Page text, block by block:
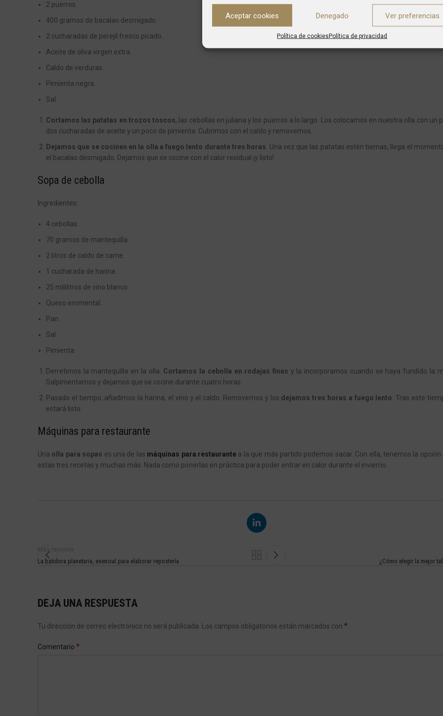
Aceptar cookies Denegado Ver preferencias
Política de cookiesPolítica de privacidad
2 puerros.
400 gramos de bacalao desmigado.
2 cucharadas de perejil fresco picado.
Aceite de oliva virgen extra.
Caldo de verduras.
Pimienta negra.
Sal.
Cortamos las patatas en trozos toscos, las cebollas en juliana y los puerros a lo largo. Los colocamos en nuestra olla con un
dos cucharadas de aceite y un poco de pimienta. Cubrimos con el caldo y removemos.
Dejamos que se cocinen en la olla a fuego lento durante tres horas. Una vez que las patatas estén tiernas, llega el
el bacalao desmigado. Dejamos que se cocine con el calor residual ¡y listo!
Sopa de cebolla
Ingredientes:
4 cebollas.
70 gramos de mantequilla.
2 litros de caldo de carne.
1 cucharada de harina.
25 mililitros de vino blanco.
Queso emmental .
Pan.
Sal.
Pimienta.
Derretimos la mantequilla en la olla. Cortamos la cebolla en rodajas finas y la incorporamos cuando se haya fundido la
Salpimentamos y dejamos que se cocine durante cuatro horas.
Pasado el tiempo, añadimos la harina, el vino y el caldo. Removemos y los dejamos tres horas a fuego lento. Tras este
estará listo.
Máquinas para restaurante
Una olla para sopas es una de las máquinas para restaurantea la que más partido podemos sacar. Con ella, tenemos la opción
estas tres recetas y muchas más. Nada como ponerlas en práctica para poder entrar en calor durante el invierno.
Más reciente
La batidora planetaria, esencial para elaborar repostería
¿Cómo elegir la mejor
DEJA UNA RESPUESTA
Tu dirección de correo electrónico no será publicada. Los campos obligatorios están marcados con *
Comentario *